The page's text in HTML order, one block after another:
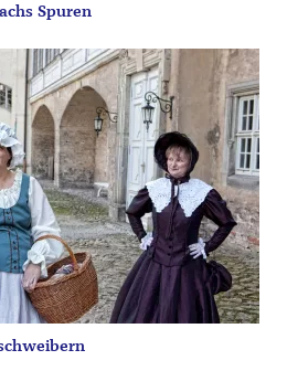
Spuren